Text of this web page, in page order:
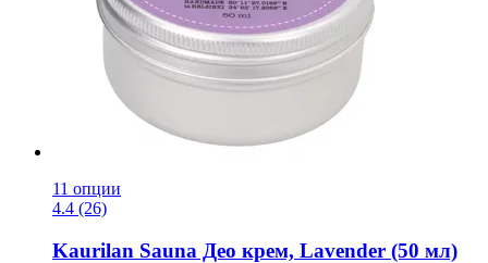
11 опции
4.4 (26)
Kaurilan Sauna Део крем, Lavender (50 мл)